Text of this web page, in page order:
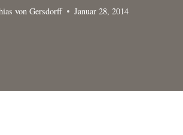
von Gersdorff Januar 28, 2014